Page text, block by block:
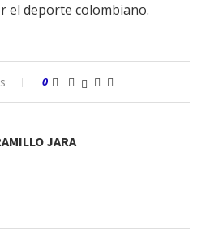
el deporte colombiano.
0
JARA